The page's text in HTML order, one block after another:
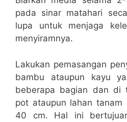
pada sinar matahari
lupa untuk menjaga
menyiramnya.
Lakukan pemasangan
bambu ataupun kayu
beberapa bagian dan di
pot ataupun lahan
40 cm. Hal ini